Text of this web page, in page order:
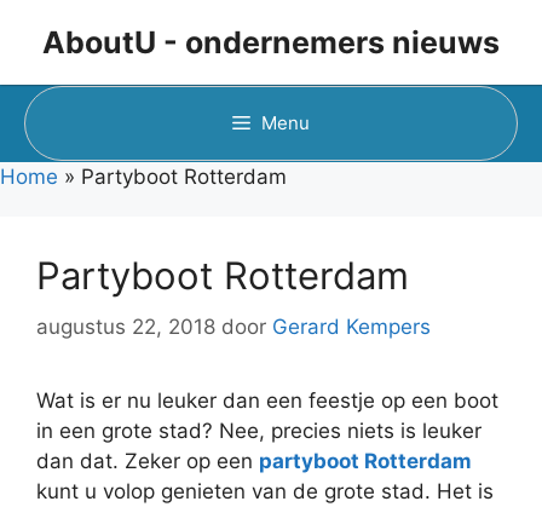
inhoud
AboutU - ondernemers nieuws
Menu
Home » Partyboot Rotterdam
Partyboot Rotterdam
augustus 22, 2018 door Gerard Kempers
Wat is er nu leuker dan een feestje op een boot
in een grote stad? Nee, precies niets is leuker
dan dat. Zeker op een partyboot Rotterdam
kunt u volop genieten van de grote stad. Het is